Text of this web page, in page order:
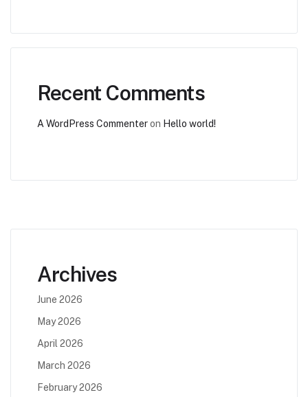
Recent Comments
A WordPress Commenteron Hello world!
Archives
June 2026
May 2026
April 2026
March 2026
February 2026